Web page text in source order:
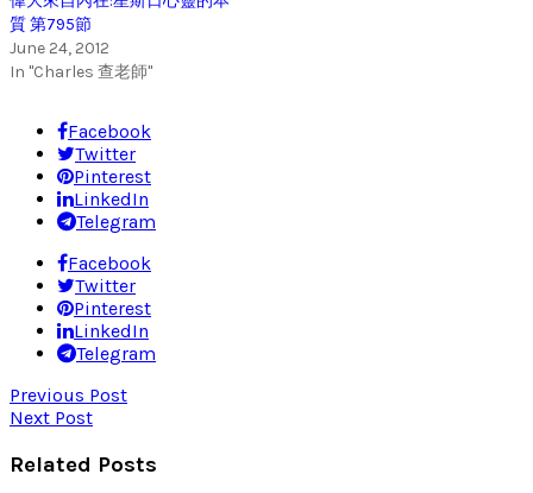
質 第795節
June 24, 2012
In "Charles 查老師"
Facebook
Twitter
Pinterest
LinkedIn
Telegram
Facebook
Twitter
Pinterest
LinkedIn
Telegram
Previous Post
Next Post
Related Posts